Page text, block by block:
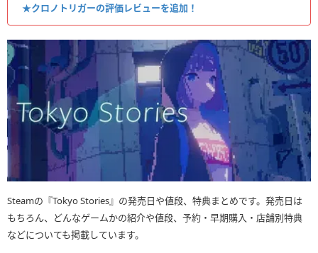
★クロノトリガーの評価レビューを追加！
Steamの『Tokyo Stories』の発売日や値段、特典まとめです。発売日は
もちろん、どんなゲームかの紹介や値段、予約・早期購入・店舗別特典
などについても掲載しています。